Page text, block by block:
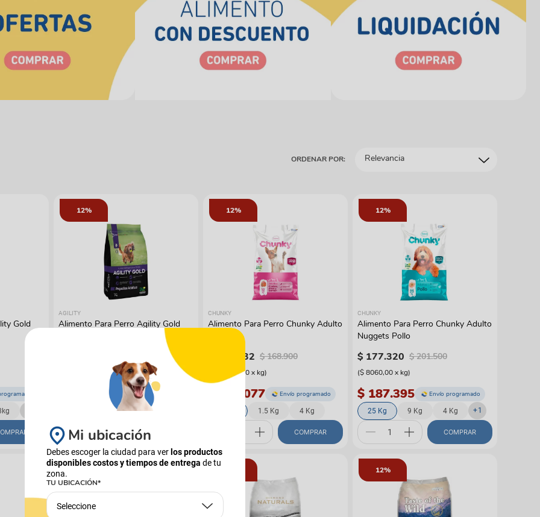
ORDENAR POR: Relevancia
Gold
12%
AGILITY
Alimento Para Perro Agility Gold
kg)
$ 154.287 Envío programado
1.5 Kg 3kg
COMPRAR
12%
CHUNKY
Alimento Para Perro Chunky Adulto
632 $ 168.900
$ 14.075,00x kg)
$ 157.077 Envío programado
1.5 Kg 4 Kg
COMPRAR
12%
CHUNKY
Alimento Para Perro Chunky Adulto
Nuggets Pollo
$ 177.320 $ 201.500
($ 8060,00x kg)
$ 187.395 Envío programado
25 Kg 9 Kg 4 Kg +1
COMPRAR
12%
Mi ubicación
Debes escoger la ciudad para verlos productos
disponibles costos y tiempos de entrega de tu
zona.
TU UBICACIÓN*
Seleccione